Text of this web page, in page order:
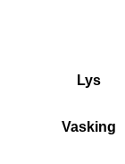
Lys
Vasking